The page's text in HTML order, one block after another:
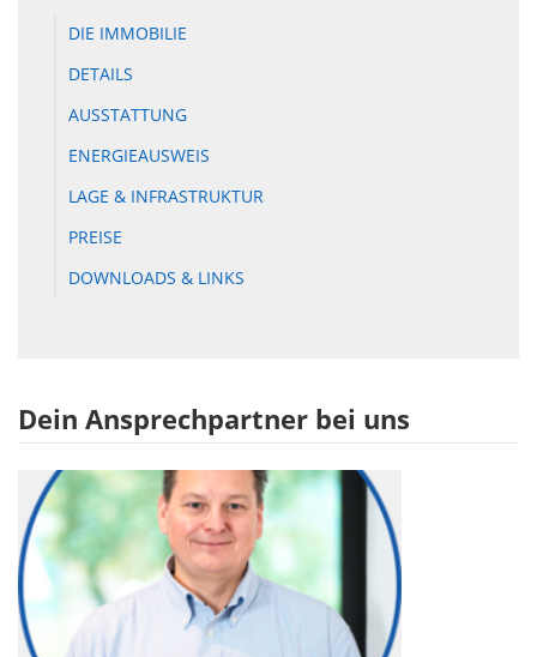
DIE IMMOBILIE
DETAILS
AUSSTATTUNG
ENERGIEAUSWEIS
LAGE & INFRASTRUKTUR
PREISE
DOWNLOADS & LINKS
Dein Ansprechpartner bei uns